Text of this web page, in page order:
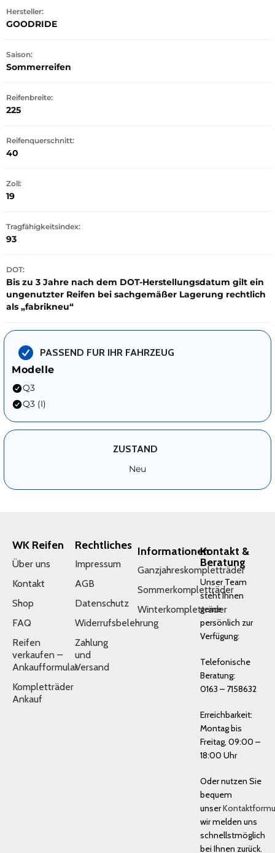
Hersteller:
GOODRIDE
Saison:
Sommerreifen
Reifenbreite:
225
Reifenquerschnitt:
40
Zoll:
19
Tragfähigkeitsindex:
93
DOT:
Bis zu 3 Jahre nach dem DOT-Herstellungsdatum gilt ein
ungenutzter Reifen bei sachgemäßer Lagerung rechtlich
als „fabrikneu“
PASSEND FUR IHR FAHRZEUG
Modelle
Q3
Q3 (I)
ZUSTAND
Neu
WK Reifen
Über uns
Kontakt
Shop
FAQ
Reifen
verkaufen –
Ankaufformular
Kompletträder
Ankauf
Rechtliches
Impressum
AGB
Datenschutz
Widerrufsbelehrung
Zahlung
und
Versand
Informationen
Ganzjahreskompletträder
Sommerkompletträder
Winterkompletträder
Kontakt &
Beratung
Unser Team
steht Ihnen
gerne
persönlich zur
Verfügung:
Telefonische
Beratung:
0163 – 7158632
Erreichbarkeit:
Montag bis
Freitag, 09:00 –
18:00 Uhr
Oder nutzen Sie
bequem
unser
wir melden uns
schnellstmöglich
bei Ihnen zurück.